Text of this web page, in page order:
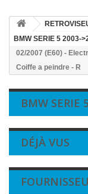
BMW SERIE 5 2003-
02/2007 (E60) -
Coiffe a peindre - R
BMW SERIE
DÉJÀ VUS